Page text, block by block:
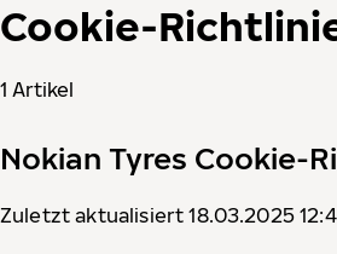
Cookie-
1 Artikel
Nokian Tyres Cookie-
Zuletzt aktualisiert 18.03.2025